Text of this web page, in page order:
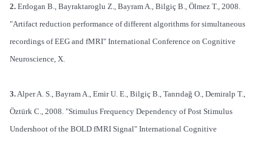
2. Erdogan B., Bayraktaroglu Z., Bayram A., Bilgiç B., Ölmez T., 2008.
"Artifact reduction performance of different algorithms for simultaneous
recordings of EEG and fMRI" International Conference on Cognitive
Neuroscience, X.
3.Alper A. S., Bayram A., Emir U. E., Bilgiç B., Tanrıdağ O., Demiralp T.,
Öztürk C., 2008. "Stimulus Frequency Dependency of Post Stimulus
Undershoot of the BOLD fMRI Signal" International Cognitive